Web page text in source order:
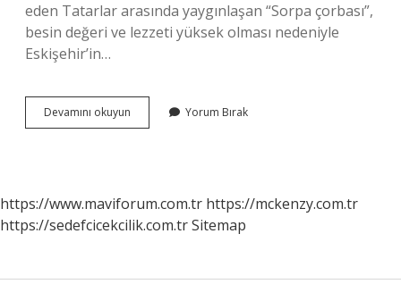
eden Tatarlar arasında yaygınlaşan “Sorpa çorbası”,
besin değeri ve lezzeti yüksek olması nedeniyle
Eskişehir’in…
Devamını okuyun Pumpum
Çorbası
Yorum Bırak
https://www.maviforum.com.tr https://mckenzy.com.tr
https://sedefcicekcilik.com.trSitemap